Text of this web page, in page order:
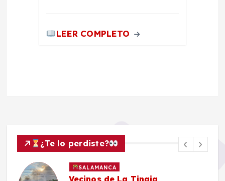
LEER COMPLETO
¿Te lo perdiste?
SALAMANCA